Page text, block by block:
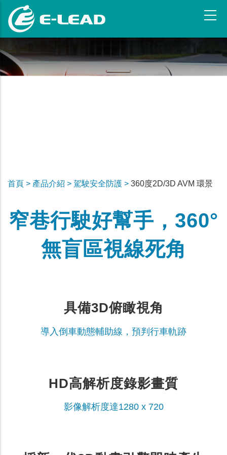
內
首頁 > 產品介紹 > 駕駛安全防護 > 360度2D/3D AVM 環景
窄巷行駛好幫手，360°
無盲區視線死角
具備3D俯瞰視角
導入倒車動態輔助線，預判行車軌跡
HD高解析度錄影畫質
影像解析度達1280 x 720